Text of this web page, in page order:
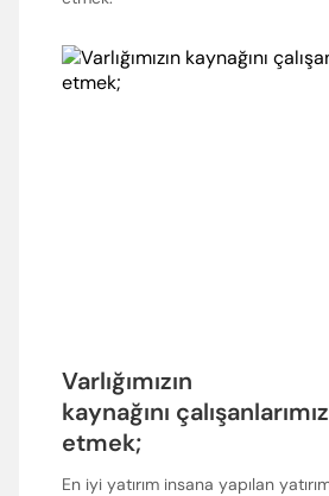
Varlığımızın
kaynağını
etmek;
En iyi yatırım insana yapılan